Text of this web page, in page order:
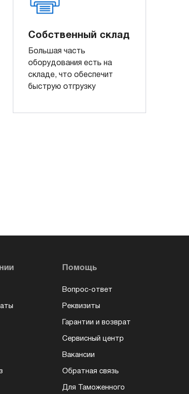
Собственный склад
Большая часть
оборудования есть на
складе, что обеспечит
быструю отгрузку
Помощь
Вопрос-ответ
Реквизиты
Гарантии и возврат
Сервисный центр
Вакансии
Обратная связь
Для Таможенного